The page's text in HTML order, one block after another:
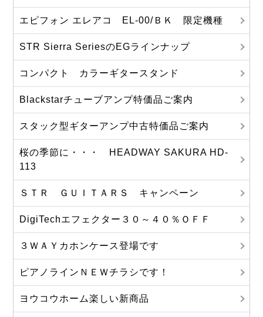
エピフォン エレアコ EL-00/ＢＫ 限定機種
STR Sierra SeriesのEGラインナップ
コンパクト カラーギタースタンド
Blackstarチューブアンプ特価品ご案内
スタック型ギターアンプ中古特価品ご案内
桜の季節に・・・ HEADWAY SAKURA HD-
113
ＳＴＲ ＧＵＩＴＡＲＳ キャンペーン
DigiTechエフェクター３０～４０％ＯＦＦ
３ＷＡＹカホンケース登場です
ピアノラインＮＥＷチラシです！
ヨウコウホーム楽しい新商品